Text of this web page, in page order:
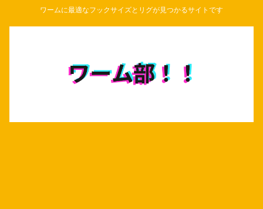
ワームに最適なフックサイズとリグが見つかるサイトです